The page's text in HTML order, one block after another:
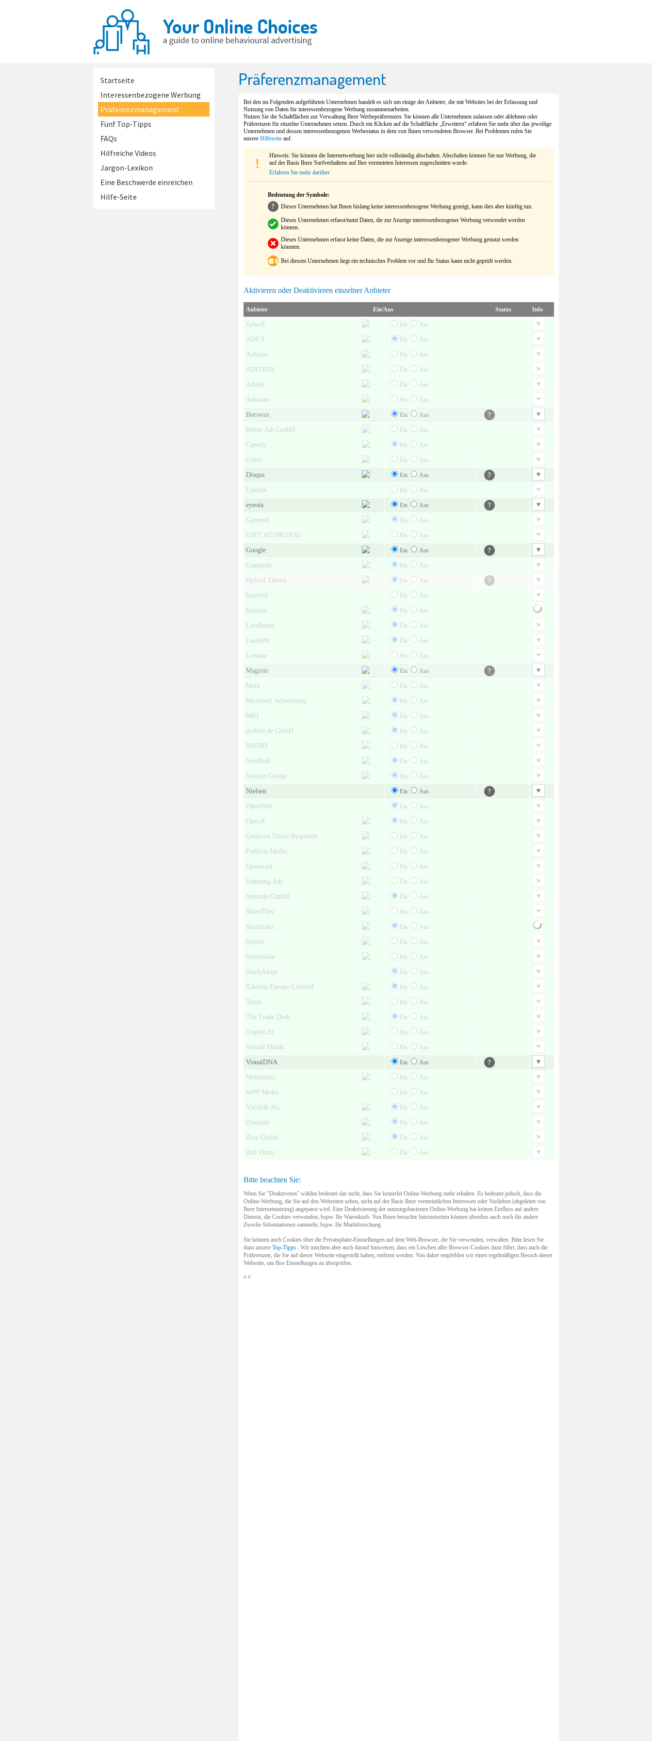
Startseite
Interessenbezogene Werbung
Präferenzmanagement
Fünf Top-Tipps
FAQs
Hilfreiche Videos
Jargon-Lexikon
Eine Beschwerde einreichen
Hilfe-Seite
Präferenzmanagement
Bei den im Folgenden aufgeführten Unternehmen handelt es sich um einige der Anbieter, die mit Websites bei der Erfassung und
Nutzung von Daten für interessenbezogene Werbung zusammenarbeiten.
Nutzen Sie die Schaltflächen zur Verwaltung Ihrer Werbepräferenzen. Sie können alle Unternehmen zulassen oder ablehnen oder
Präferenzen für einzelne Unternehmen setzen. Durch ein Klicken auf die Schaltfläche „Erweitern“ erfahren Sie mehr über das jeweilige
Unternehmen und dessen interessenbezogenen Werbestatus in dem von Ihnen verwendeten Browser. Bei Problemen rufen Sie
unsere Hilfeseite auf.
Hinweis: Sie können die Internetwerbung hier nicht vollständig abschalten. Abschalten können Sie nur Werbung, die
auf der Basis Ihres Surfverhaltens auf Ihre vermuteten Interessen zugeschnitten wurde.
Erfahren Sie mehr darüber
Bedeutung der Symbole:
Dieses Unternehmen hat Ihnen bislang keine interessenbezogene Werbung gezeigt, kann dies aber künftig tun.
Dieses Unternehmen erfasst/nutzt Daten, die zur Anzeige interessenbezogener Werbung verwendet werden
können.
Dieses Unternehmen erfasst keine Daten, die zur Anzeige interessenbezogener Werbung genutzt werden
könnten.
Bei diesem Unternehmen liegt ein technisches Problem vor und Ihr Status kann nicht geprüft werden.